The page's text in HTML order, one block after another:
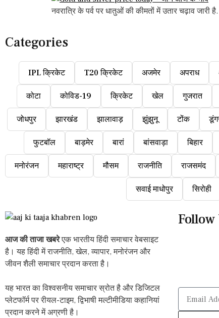
नवरात्रि के पर्व पर धातुओं की कीमतों में उतार चढ़ाव
Categories
IPL क्रिकेट T20 क्रिकेट अजमेर अपराध
कोटा कोविड-19 क्रिकेट खेल गुजरात
जोधपुर झारखंड झालावाड़ झुंझुनू टोंक
फुटबॉल बाड़मेर बारां बांसवाड़ा बिहार
मनोरंजन महाराष्ट्र मौसम राजनीति राजसमंद
सवाई माधोपुर सिरोही
आज की ताजा खबरेएक भारतीय हिंदी समाचार वेबसाइट
है। यह हिंदी में राजनीति, खेल, व्यापार, मनोरंजन और
जीवन शैली समाचार प्रदान करता है।
यह भारत का विश्वसनीय समाचार स्रोत है और डिजिटल
प्लेटफॉर्म पर रीयल-टाइम, द्विभाषी मल्टीमीडिया कहानियां
प्रदान करने में अग्रणी है।
Follow